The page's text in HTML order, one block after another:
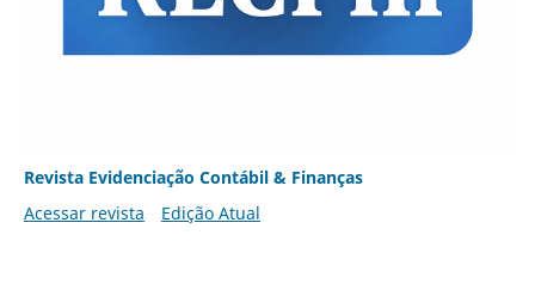
Revista Evidenciação Contábil & Finanças
Acessar revista
Edição Atual